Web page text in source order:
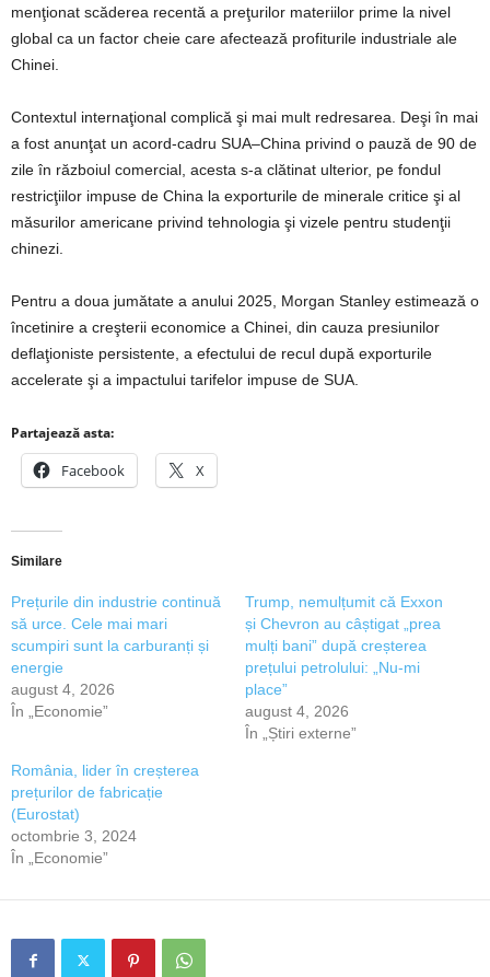
menţionat scăderea recentă a preţurilor materiilor prime la nivel
global ca un factor cheie care afectează profiturile industriale ale
Chinei.
Contextul internaţional complică şi mai mult redresarea. Deşi în mai
a fost anunţat un acord-cadru SUA–China privind o pauză de 90 de
zile în războiul comercial, acesta s-a clătinat ulterior, pe fondul
restricţiilor impuse de China la exporturile de minerale critice şi al
măsurilor americane privind tehnologia şi vizele pentru studenţii
chinezi.
Pentru a doua jumătate a anului 2025, Morgan Stanley estimează o
încetinire a creşterii economice a Chinei, din cauza presiunilor
deflaţioniste persistente, a efectului de recul după exporturile
accelerate şi a impactului tarifelor impuse de SUA.
Partajează asta:
Facebook X
Similare
Prețurile din industrie continuă
să urce. Cele mai mari
scumpiri sunt la carburanți și
energie
august 4, 2026
În „Economie”
Trump, nemulțumit că Exxon
și Chevron au câștigat „prea
mulți bani” după creșterea
prețului petrolului: „Nu-mi
place”
august 4, 2026
În „Știri externe”
România, lider în creșterea
prețurilor de fabricație
(Eurostat)
octombrie 3, 2024
În „Economie”